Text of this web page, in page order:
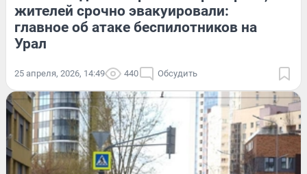
жителей срочно эвакуировали:
главное об атаке беспилотников на
Урал
25 апреля, 2026, 14:49 440 Обсудить